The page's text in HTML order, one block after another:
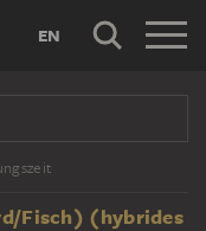
EN
Fisch) (hybrides